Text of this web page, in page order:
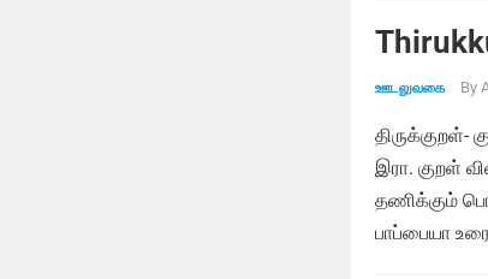
ஊடலுவகை By
இரா. குறள்
தணிக்கும்
பாப்பையா